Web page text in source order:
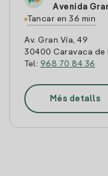
Avenida
Tancar en 36 min
Av. Gran Vía, 49
30400 Caravaca de
Tel: 968 70 84 36
Més detalls